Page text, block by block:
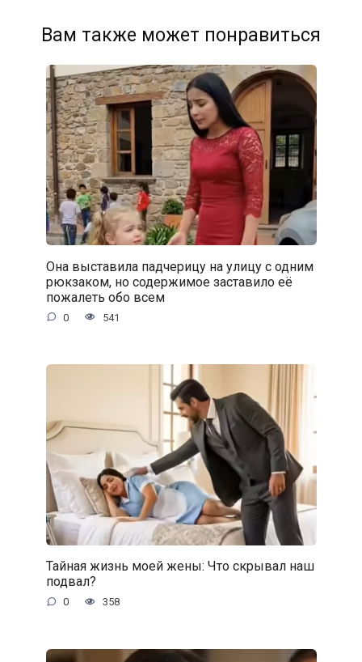
Вам также может понравиться
Она выставила падчерицу на улицу с одним
рюкзаком, но содержимое заставило её
пожалеть обо всем
0 541
Тайная жизнь моей жены: Что скрывал наш
подвал?
0 358